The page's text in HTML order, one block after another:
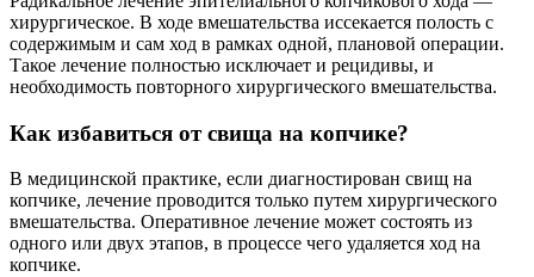
хирургическое. В ходе вмешательства иссекается полость с
содержимым и сам ход в рамках одной, плановой операции.
Такое лечение полностью исключает и рецидивы, и
необходимость повторного хирургического вмешательства.
Как избавиться от свища на копчике?
В медицинской практике, если диагностирован свищ на
копчике, лечение проводится только путем хирургического
вмешательства. Оперативное лечение может состоять из
одного или двух этапов, в процессе чего удаляется ход на
копчике.